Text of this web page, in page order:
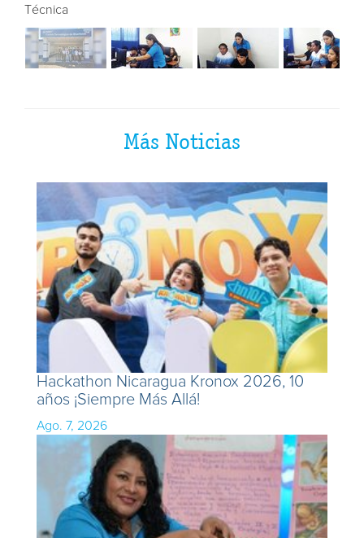
Técnica
Más Noticias
Hackathon Nicaragua Kronox 2026, 10
años ¡Siempre Más Allá!
Ago. 7, 2026